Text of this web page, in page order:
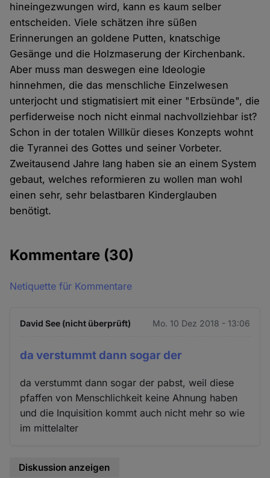
hineingezwungen wird, kann es kaum selber
entscheiden. Viele schätzen ihre süßen
Erinnerungen an goldene Putten, knatschige
Gesänge und die Holzmaserung der Kirchenbank.
Aber muss man deswegen eine Ideologie
hinnehmen, die das menschliche Einzelwesen
unterjocht und stigmatisiert mit einer "Erbsünde", die
perfiderweise noch nicht einmal nachvollziehbar ist?
Schon in der totalen Willkür dieses Konzepts wohnt
die Tyrannei des Gottes und seiner Vorbeter.
Zweitausend Jahre lang haben sie an einem System
gebaut, welches reformieren zu wollen man wohl
einen sehr, sehr belastbaren Kinderglauben
benötigt.
Kommentare (30)
Netiquette für Kommentare
David See (nicht überprüft) Mo. 10 Dez 2018 - 13:06
da verstummt dann sogar der
da verstummt dann sogar der pabst, weil diese
pfaffen von Menschlichkeit keine Ahnung haben
und die Inquisition kommt auch nicht mehr so wie
im mittelalter
Diskussion anzeigen